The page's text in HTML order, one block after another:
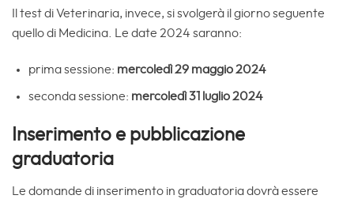
Il test di Veterinaria, invece, si svolgerà il giorno seguente
quello di Medicina. Le date 2024 saranno:
prima sessione: mercoledì 29 maggio 2024
seconda sessione: mercoledì 31 luglio 2024
Inserimento e pubblicazione
graduatoria
Le domande di inserimento in graduatoria dovrà essere